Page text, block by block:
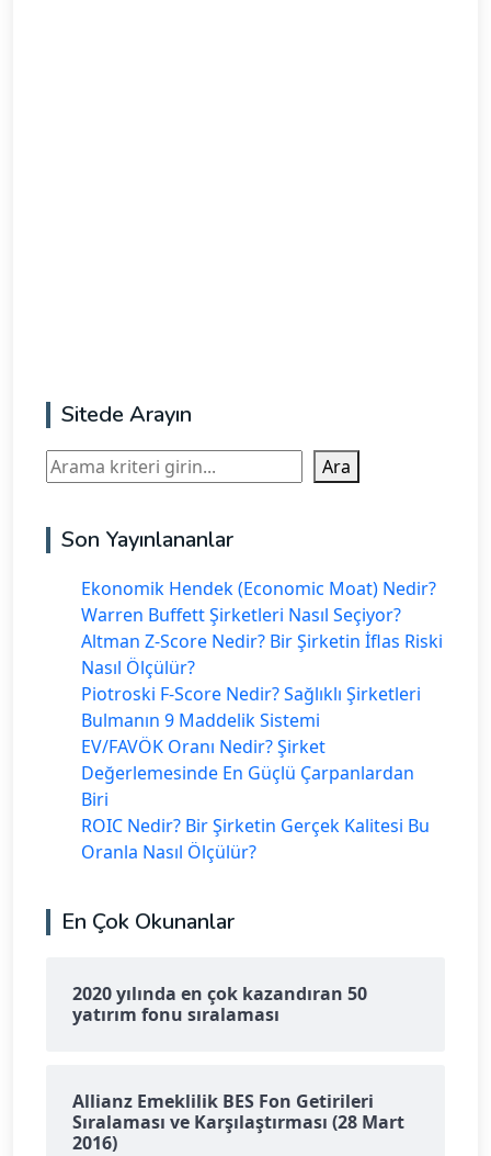
Sitede Arayın
Ara Ara
Son Yayınlananlar
Ekonomik Hendek (Economic Moat) Nedir?
Warren Buffett Şirketleri Nasıl Seçiyor?
Altman Z-Score Nedir? Bir Şirketin İflas Riski
Nasıl Ölçülür?
Piotroski F-Score Nedir? Sağlıklı Şirketleri
Bulmanın 9 Maddelik Sistemi
EV/FAVÖK Oranı Nedir? Şirket
Değerlemesinde En Güçlü Çarpanlardan
Biri
ROIC Nedir? Bir Şirketin Gerçek Kalitesi Bu
Oranla Nasıl Ölçülür?
En Çok Okunanlar
2020 yılında en çok kazandıran 50
yatırım fonu sıralaması
Allianz Emeklilik BES Fon Getirileri
Sıralaması ve Karşılaştırması (28 Mart
2016)